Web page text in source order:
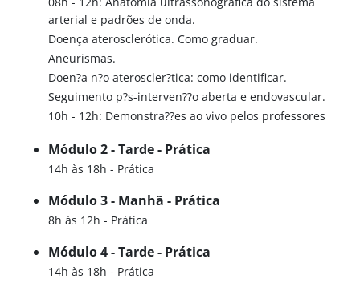
arterial e padrões de onda.
Doença aterosclerótica. Como graduar.
Aneurismas.
Doen?a n?o ateroscler?tica: como identificar.
Seguimento p?s-interven??o aberta e endovascular.
10h - 12h: Demonstra??es ao vivo pelos professores
Módulo 2 - Tarde - Prática
14h às 18h - Prática
Módulo 3 - Manhã - Prática
8h às 12h - Prática
Módulo 4 - Tarde - Prática
14h às 18h - Prática